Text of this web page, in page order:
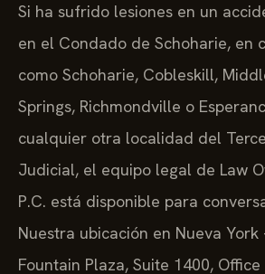
Si ha sufrido lesiones en un
en el Condado de Schoharie, en
como Schoharie, Cobleskill,
Springs, Richmondville o
cualquier otra localidad del
Judicial, el equipo legal de Law
P.C. está disponible para
Nuestra ubicación en Nueva
Fountain Plaza, Suite 1400,